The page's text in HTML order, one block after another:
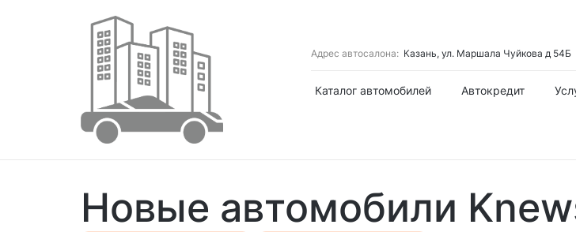
Адрес автосалона: Казань, ул. Маршала Чуйкова д 54Б
Каталог автомобилей Автокредит
Новые автомобили